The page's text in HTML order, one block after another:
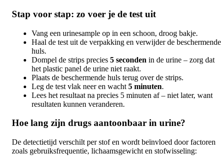
Stap voor stap: zo voer je de test uit
Vang een urinesample op in een schoon, droog bakje.
Haal de test uit de verpakking en verwijder de beschermende
huls.
Dompel de strips precies 5 seconden in de urine – zorg dat
het plastic panel de urine niet raakt.
Plaats de beschermende huls terug over de strips.
Leg de test vlak neer en wacht 5 minuten.
Lees het resultaat na precies 5 minuten af – niet later, want
resultaten kunnen veranderen.
Hoe lang zijn drugs aantoonbaar in urine?
De detectietijd verschilt per stof en wordt beïnvloed door factoren
zoals gebruiksfrequentie, lichaamsgewicht en stofwisseling: